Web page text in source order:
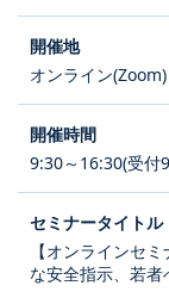
オンライン(Zoom)
9:30～16:30(受付
【オンラインセ
な安全指示、若